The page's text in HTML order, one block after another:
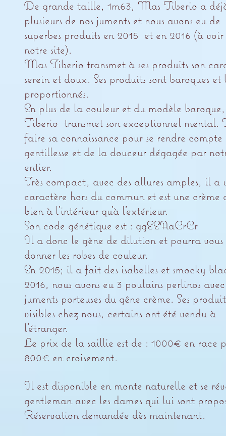
De grande taille, 1m63, Mas Tiberio a
plusieurs de nos juments et nous avons eu de
superbes produits en 2015 et en 2016 (à voir
notre site).
Mas Tiberio transmet à ses produits son
serein et doux. Ses produits sont baroques et
proportionnés.
En plus de la couleur et du modèle
Tiberio transmet son exceptionnel
faire sa connaissance pour se rendre
gentillesse et de la douceur dégagée par
entier.
Très compact, avec des allures amples, il a
caractère hors du commun et est une crème
bien à l’intérieur qu’à l’extérieur.
Son code génétique est : ggEEAaCrCr
Il a donc le gène de dilution et pourra vous
donner les robes de couleur.
En 2015; il a fait des isabelles et smocky
2016, nous avons eu 3 poulains perlinos
juments porteuses du gêne crème. Ses
visibles chez nous, certains ont été vendu à
l'étranger.
Le prix de la saillie est de : 1000€ en race
800€ en croisement.
Il est disponible en monte naturelle et se
gentleman avec les dames qui lui sont
Réservation demandée dès maintenant.